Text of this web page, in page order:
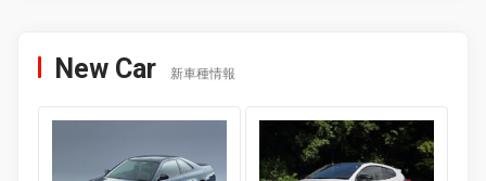
New Car 新車種情報